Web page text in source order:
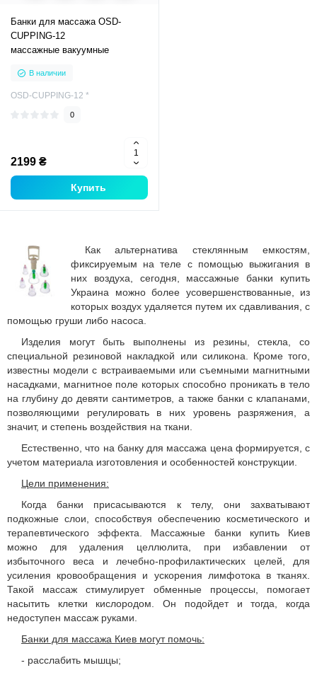
Банки для массажа OSD-
CUPPING-12
массажные вакуумные
В наличии
OSD-CUPPING-12 *
0
2199 ₴
Купить
Как альтернатива стеклянным емкостям,
фиксируемым на теле с помощью выжигания в
них воздуха, сегодня, массажные банки купить
Украина можно более усовершенствованные, из
которых воздух удаляется путем их сдавливания, с
помощью груши либо насоса.
Изделия могут быть выполнены из резины, стекла, со
специальной резиновой накладкой или силикона. Кроме того,
известны модели с встраиваемыми или съемными магнитными
насадками, магнитное поле которых способно проникать в тело
на глубину до девяти сантиметров, а также банки с клапанами,
позволяющими регулировать в них уровень разряжения, а
значит, и степень воздействия на ткани.
Естественно, что на банку для массажа цена формируется, с
учетом материала изготовления и особенностей конструкции.
Цели применения:
Когда банки присасываются к телу, они захватывают
подкожные слои, способствуя обеспечению косметического и
терапевтического эффекта. Массажные банки купить Киев
можно для удаления целлюлита, при избавлении от
избыточного веса и лечебно-профилактических целей, для
усиления кровообращения и ускорения лимфотока в тканях.
Такой массаж стимулирует обменные процессы, помогает
насытить клетки кислородом. Он подойдет и тогда, когда
недоступен массаж руками.
Банки для массажа Киев могут помочь:
- расслабить мышцы;